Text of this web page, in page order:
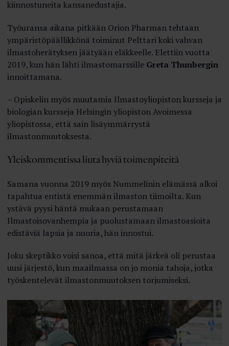
kiinnostuneita kansanedustajia.
Työuransa aikana pitkään Orion Pharman tehtaan
ympäristöpäällikkönä toiminut Pelttari koki vahvan
ilmastoherätyksen jäätyään eläkkeelle. Elettiin vuotta
2019, kun hän lähti ilmastomarssille Greta Thunbergin
innoittamana.
– Opiskelin myös muutamia Ilmasto­yliopiston kursseja ja
biologian kursseja Helsingin yliopiston Avoimessa
yliopistossa, että sain lisäymmärrystä
ilmastonmuutoksesta.
Yleiskommentissa liuta hyviä toimenpiteitä
Samana vuonna 2019 myös Nummelinin elämässä alkoi
tapahtua entistä enemmän ilmaston tiimoilta. Kun
ystävä pyysi häntä mukaan perustamaan
Ilmastoisovanhempia ja puolustamaan ilmastoasioita
edistäviä lapsia ja nuoria, hän innostui.
Joku skeptikko voisi sanoa, että mitä järkeä oli perustaa
uusi järjestö, kun maailmassa on jo monia tahoja, jotka
työskentelevät ilmastonmuutoksen torjumiseksi.